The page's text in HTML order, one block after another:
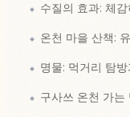
수질의 효과: 체
온천 마을 산책:
명물: 먹거리 탐
구사쓰 온천 가는